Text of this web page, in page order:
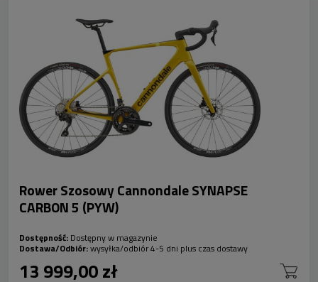
Rower Szosowy Cannondale SYNAPSE
CARBON 5 (PYW)
Dostępność: Dostępny w magazynie
Dostawa/Odbiór:wysyłka/odbiór 4-5 dni plus czas dostawy
13 999,00 zł